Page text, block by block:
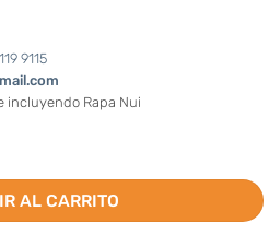
9115
incluyendo Rapa Nui
(Valor por docena) cantidad
AL CARRITO